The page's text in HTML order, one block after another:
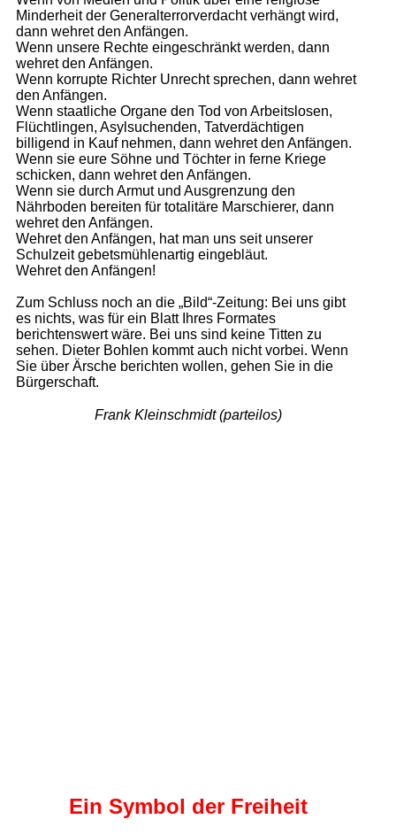
Minderheit der Generalterrorverdacht verhängt wird,
dann wehret den Anfängen.
Wenn unsere Rechte eingeschränkt werden, dann
wehret den Anfängen.
Wenn korrupte Richter Unrecht sprechen, dann wehret
den Anfängen.
Wenn staatliche Organe den Tod von Arbeitslosen,
Flüchtlingen, Asylsuchenden, Tatverdächtigen
billigend in Kauf nehmen, dann wehret den Anfängen.
Wenn sie eure Söhne und Töchter in ferne Kriege
schicken, dann wehret den Anfängen.
Wenn sie durch Armut und Ausgrenzung den
Nährboden bereiten für totalitäre Marschierer, dann
wehret den Anfängen.
Wehret den Anfängen, hat man uns seit unserer
Schulzeit gebetsmühlenartig eingebläut.
Wehret den Anfängen!
Zum Schluss noch an die „Bild“-Zeitung: Bei uns gibt
es nichts, was für ein Blatt Ihres Formates
berichtenswert wäre. Bei uns sind keine Titten zu
sehen. Dieter Bohlen kommt auch nicht vorbei. Wenn
Sie über Ärsche berichten wollen, gehen Sie in die
Bürgerschaft.
Frank Kleinschmidt (parteilos)
Ein Symbol der Freiheit